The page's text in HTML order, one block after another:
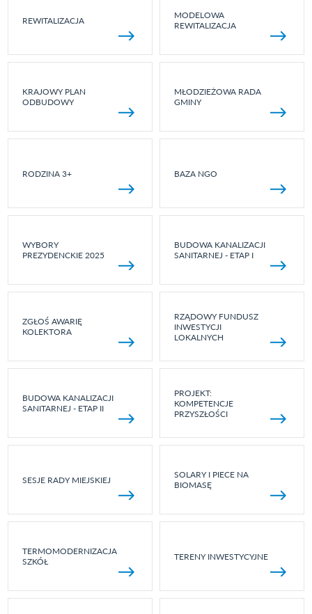
REWITALIZACJA
MODELOWA
REWITALIZACJA
KRAJOWY PLAN
ODBUDOWY
MŁODZIEŻOWA RADA
GMINY
RODZINA 3+ BAZA NGO
WYBORY
PREZYDENCKIE 2025
BUDOWA KANALIZACJI
SANITARNEJ - ETAP I
ZGŁOŚ AWARIĘ
KOLEKTORA
RZĄDOWY FUNDUSZ
INWESTYCJI
LOKALNYCH
BUDOWA KANALIZACJI
SANITARNEJ - ETAP II
PROJEKT:
KOMPETENCJE
PRZYSZŁOŚCI
SESJE RADY MIEJSKIEJ
SOLARY I PIECE NA
BIOMASĘ
TERMOMODERNIZACJA
SZKÓŁ
TERENY INWESTYCYJNE